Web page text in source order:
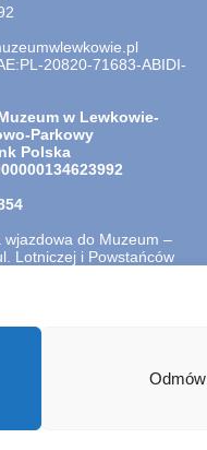
Odmów
20820-71683-ABIDI-
w Lewkowie-
Parkowy
Polska
wjazdowa do Muzeum –
Lotniczej i Powstańców